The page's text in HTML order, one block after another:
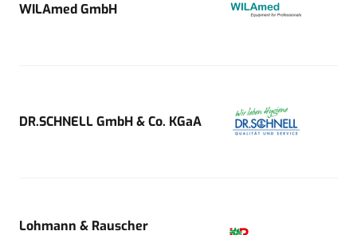
WILAmed GmbH
DR.SCHNELL GmbH & Co. KGaA
Lohmann & Rauscher